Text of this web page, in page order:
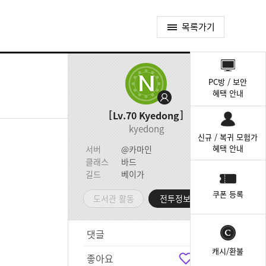
목록가기
Lv.70 Kyedong
kyedong
서버
@카마인
클래스
바드
길드
베이가
도서관 활동 전투정보실
댓글
좋아요
PC방 / 보안
혜택 안내
신규 / 복귀 모험가
혜택 안내
쿠폰 등록
캐시/환불